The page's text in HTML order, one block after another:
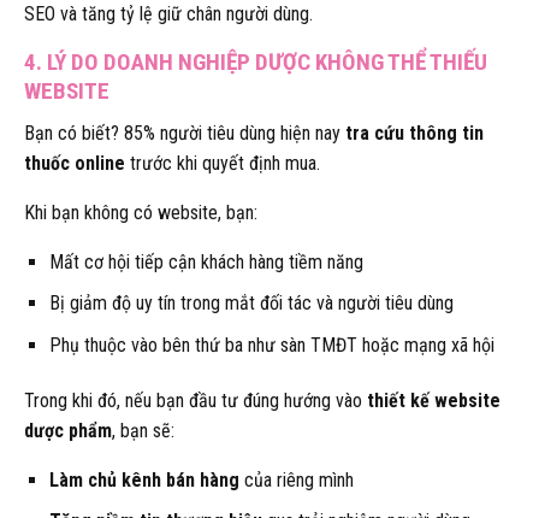
SEO và tăng tỷ lệ giữ chân người dùng.
4. LÝ DO DOANH NGHIỆP DƯỢC KHÔNG THỂ THIẾU
WEBSITE
Bạn có biết? 85% người tiêu dùng hiện nay tra cứu thông tin
thuốc online trước khi quyết định mua.
Khi bạn không có website, bạn:
Mất cơ hội tiếp cận khách hàng tiềm năng
Bị giảm độ uy tín trong mắt đối tác và người tiêu dùng
Phụ thuộc vào bên thứ ba như sàn TMĐT hoặc mạng xã hội
Trong khi đó, nếu bạn đầu tư đúng hướng vào thiết kế website
dược phẩm, bạn sẽ:
Làm chủ kênh bán hàng của riêng mình